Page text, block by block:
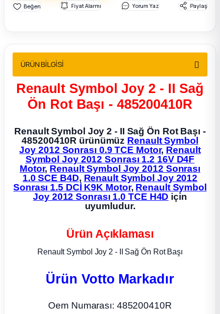
Parça
Sedan
Parça
Parça
Parça
Fiyat Alarmı Yorum Yaz Paylaş
ÜRÜN BİLGİSİ
Renault Symbol Joy 2 - II Sağ
Ön Rot Başı - 485200410R
Renault Symbol Joy 2 - II Sağ Ön Rot Başı -
485200410R ürünümüz Renault Symbol
Joy 2012 Sonrası 0.9 TCE Motor, Renault
Symbol Joy 2012 Sonrası 1.2 16V D4F
Motor, Renault Symbol Joy 2012 Sonrası
1.0 SCE B4D, Renault Symbol Joy 2012
Sonrası 1.5 DCİ K9K Motor, Renault Symbol
Joy 2012 Sonrası 1.0 TCE H4D için
uyumludur.
Ürün Açıklaması
Renault Symbol Joy 2 - II Sağ Ön Rot Başı
Ürün Votto Markadır
Oem Numarası: 485200410R